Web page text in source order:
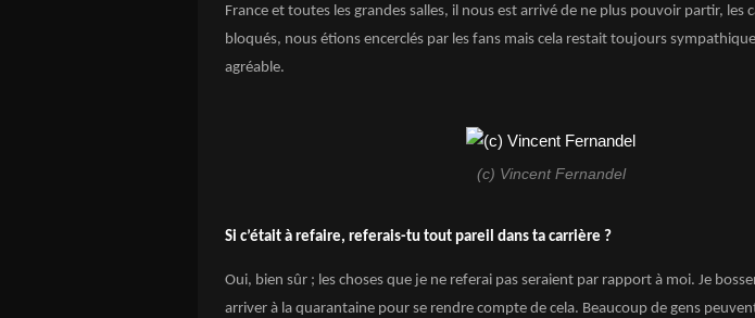
France et toutes les grandes salles, il nous est arrivé de ne plus pouvoir partir, les
bloqués, nous étions encerclés par les fans mais cela restait toujours sympathique
agréable.
(c) Vincent Fernandel
Si c’était à refaire, referais-tu tout pareil dans ta carrière ?
Oui, bien sûr ; les choses que je ne referai pas seraient par rapport à moi. Je
arriver à la quarantaine pour se rendre compte de cela. Beaucoup de gens